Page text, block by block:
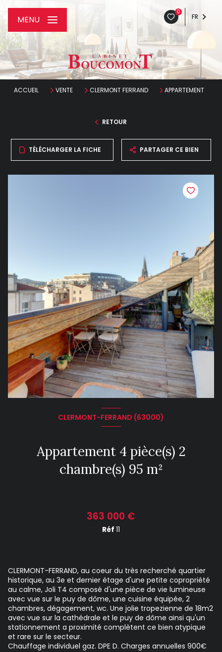
0
FR
MENU
ACCUEIL VENTE CLERMONT FERRAND APPARTEMENT
RETOUR
TÉLÉCHARGER LA FICHE PARTAGER CE BIEN
CLERMONT-FERRAND (63000)
Appartement 4 pièce(s) 2
chambre(s) 95 m²
363 000 €
Réf 11
CLERMONT-FERRAND, au coeur du très recherché quartier
historique, au 3e et dernier étage d'une petite copropriété
au calme, Joli T4 composé d'une pièce de vie lumineuse
avec vue sur le puy de dôme, une cuisine équipée, 2
chambres, dégagement, wc. Une jolie tropezienne de 18m2
avec vue sur la cathédrale et le puy de dôme ainsi qu'un
stationnement a proximité complètent ce bien atypique
et rare sur le secteur.
Chauffage individuel gaz. DPE D. Charges annuelles 900€